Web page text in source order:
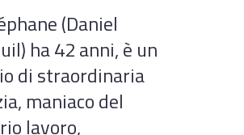
(Daniel
ha 42 anni, è un
di straordinaria
maniaco del
lavoro,